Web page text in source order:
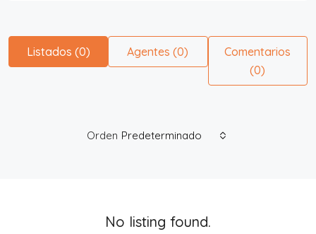
Listados (0) Agentes (0)
Comentarios
(0)
Orden Predeterminado
No listing found.